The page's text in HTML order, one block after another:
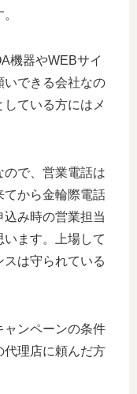
機器やWEBサイ
いできる会社なの
ている方にはメ
で、営業電話は
てから金輪際電話
み時の営業担当
ます。上場して
は守られている
ャンペーンの条件
代理店に頼んだ方